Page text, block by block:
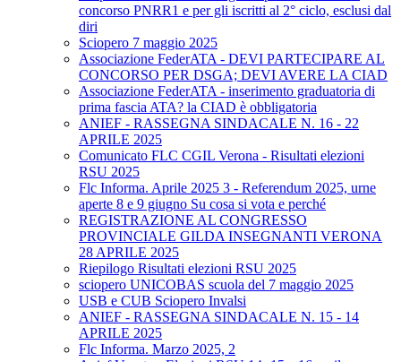
concorso PNRR1 e per gli iscritti al 2° ciclo, esclusi dal
diri
Sciopero 7 maggio 2025
Associazione FederATA - DEVI PARTECIPARE AL
CONCORSO PER DSGA; DEVI AVERE LA CIAD
Associazione FederATA - inserimento graduatoria di
prima fascia ATA? la CIAD è obbligatoria
ANIEF - RASSEGNA SINDACALE N. 16 - 22
APRILE 2025
Comunicato FLC CGIL Verona - Risultati elezioni
RSU 2025
Flc Informa. Aprile 2025 3 - Referendum 2025, urne
aperte 8 e 9 giugno Su cosa si vota e perché
REGISTRAZIONE AL CONGRESSO
PROVINCIALE GILDA INSEGNANTI VERONA
28 APRILE 2025
Riepilogo Risultati elezioni RSU 2025
sciopero UNICOBAS scuola del 7 maggio 2025
USB e CUB Sciopero Invalsi
ANIEF - RASSEGNA SINDACALE N. 15 - 14
APRILE 2025
Flc Informa. Marzo 2025, 2